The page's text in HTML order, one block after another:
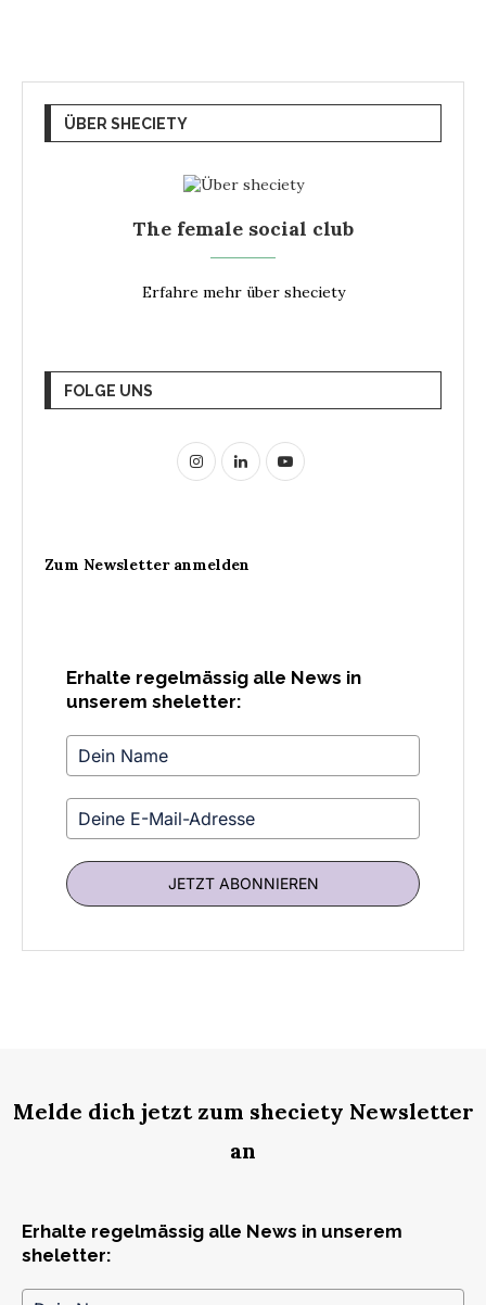
ÜBER SHECIETY
The female social club
Erfahre mehr über sheciety
FOLGE UNS
Zum Newsletter anmelden
Erhalte regelmässig alle News in
unserem sheletter:
JETZT ABONNIEREN
Melde dich jetzt zum sheciety Newsletter
an
Erhalte regelmässig alle News in unserem
sheletter: